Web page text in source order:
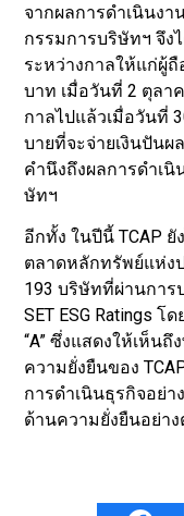
จากผลการดำเนินง
กรรมการบริษัทฯ จึง
ระหว่างกาลให้แก่ผู้
บาท เมื่อวันที่ 2 ตุลา
กาลไปแล้วเมื่อวันที่
บายที่จะจ่ายเงินปัน
คำนึงถึงผลการดำเ
ษัทฯ
อีกทั้ง ในปีนี้ TCAP
ตลาดหลักทรัพย์แห่ง
193 บริษัทที่ผ่านการ
SET ESG Ratings โ
“A” ซึ่งแสดงให้เห็น
ความยั่งยืนของ
การดำเนินธุรกิจอย่
ด้านความยั่งยืนอย่า